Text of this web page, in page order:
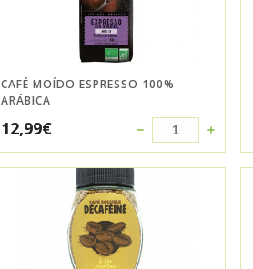
CAFÉ MOÍDO ESPRESSO 100%
ARÁBICA
12,99€